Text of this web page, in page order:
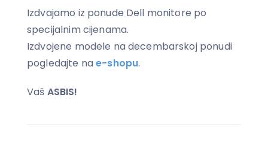
Izdvajamo iz ponude Dell monitore po
specijalnim cijenama.
Izdvojene modele na decembarskoj ponudi
pogledajte nae-shopu.
Vaš ASBIS!